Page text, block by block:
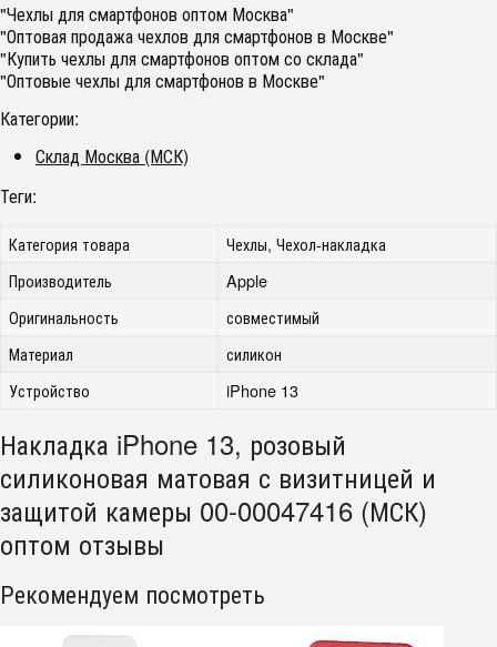
"Чехлы для смартфонов оптом Москва"
"Оптовая продажа чехлов для смартфонов в Москве"
"Купить чехлы для смартфонов оптом со склада"
"Оптовые чехлы для смартфонов в Москве"
Категории:
Склад Москва (МСК)
Теги:
Категория товара
Чехлы, Чехол-накладка
Производитель
Apple
Оригинальность
совместимый
Материал
силикон
Устройство
iPhone 13
Накладка iPhone 13, розовый
силиконовая матовая с визитницей и
защитой камеры 00-00047416 (МСК)
оптом отзывы
Рекомендуем посмотреть